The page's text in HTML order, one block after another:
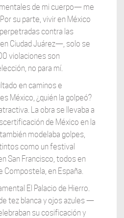
de mi cuerpo— me
su parte, vivir en México
contra las
Ciudad Juárez—, solo se
violaciones son
no para mí.
en caminos e
México, ¿quién la golpeó?
La obra se llevaba a
de México en la
modelaba golpes,
como un festival
San Francisco, todos en
en España.
El Palacio de Hierro.
tez blanca y ojos azules —
su cosificación y